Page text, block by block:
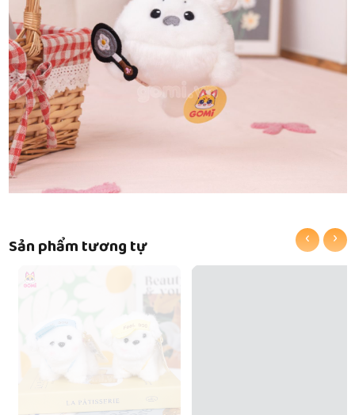
Sản phẩm tương tự ‹ ›